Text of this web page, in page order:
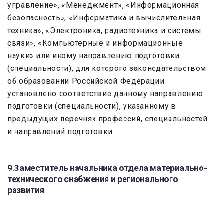
управление», «Менеджмент», «Информационная
безопасность», «Информатика и вычислительная
техника», «Электроника, радиотехника и системы
связи», «Компьютерные и информационные
науки» или иному направлению подготовки
(специальности), для которого законодательством
об образовании Российской Федерации
установлено соответствие данному направлению
подготовки (специальности), указанному в
предыдущих перечнях профессий, специальностей
и направлений подготовки.
9.Заместитель начальника отдела материально-
технического снабжения и регионального
развития